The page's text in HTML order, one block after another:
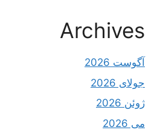
Archives
آگوست 2026
جولای 2026
ژوئن 2026
می 2026